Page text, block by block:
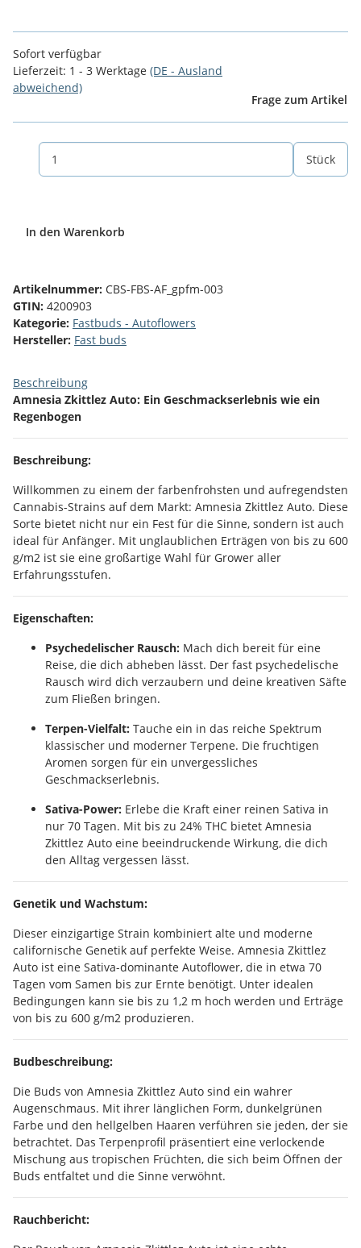
Sofort verfügbar
Lieferzeit: 1 - 3 Werktage (DE - Ausland
abweichend)
Frage zum Artikel
Stück
In den Warenkorb
Artikelnummer: CBS-FBS-AF_gpfm-003
GTIN: 4200903
Kategorie: Fastbuds - Autoflowers
Hersteller: Fast buds
Beschreibung
Amnesia Zkittlez Auto: Ein Geschmackserlebnis wie ein
Regenbogen
Beschreibung:
Willkommen zu einem der farbenfrohsten und aufregendsten
Cannabis-Strains auf dem Markt: Amnesia Zkittlez Auto. Diese
Sorte bietet nicht nur ein Fest für die Sinne, sondern ist auch
ideal für Anfänger. Mit unglaublichen Erträgen von bis zu 600
g/m2 ist sie eine großartige Wahl für Grower aller
Erfahrungsstufen.
Eigenschaften:
Psychedelischer Rausch: Mach dich bereit für eine
Reise, die dich abheben lässt. Der fast psychedelische
Rausch wird dich verzaubern und deine kreativen Säfte
zum Fließen bringen.
Terpen-Vielfalt: Tauche ein in das reiche Spektrum
klassischer und moderner Terpene. Die fruchtigen
Aromen sorgen für ein unvergessliches
Geschmackserlebnis.
Sativa-Power: Erlebe die Kraft einer reinen Sativa in
nur 70 Tagen. Mit bis zu 24% THC bietet Amnesia
Zkittlez Auto eine beeindruckende Wirkung, die dich
den Alltag vergessen lässt.
Genetik und Wachstum:
Dieser einzigartige Strain kombiniert alte und moderne
californische Genetik auf perfekte Weise. Amnesia Zkittlez
Auto ist eine Sativa-dominante Autoflower, die in etwa 70
Tagen vom Samen bis zur Ernte benötigt. Unter idealen
Bedingungen kann sie bis zu 1,2 m hoch werden und Erträge
von bis zu 600 g/m2 produzieren.
Budbeschreibung:
Die Buds von Amnesia Zkittlez Auto sind ein wahrer
Augenschmaus. Mit ihrer länglichen Form, dunkelgrünen
Farbe und den hellgelben Haaren verführen sie jeden, der sie
betrachtet. Das Terpenprofil präsentiert eine verlockende
Mischung aus tropischen Früchten, die sich beim Öffnen der
Buds entfaltet und die Sinne verwöhnt.
Rauchbericht: